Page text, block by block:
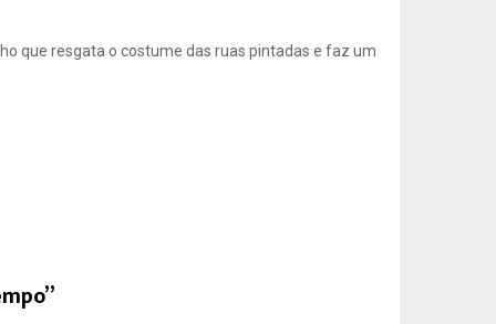
que resgata o costume das ruas pintadas e faz um